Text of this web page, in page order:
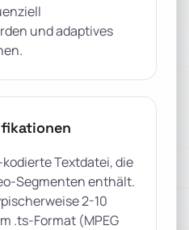
und adaptives
Textdatei, die
Segmenten enthält.
2-10
.ts-Format (MPEG